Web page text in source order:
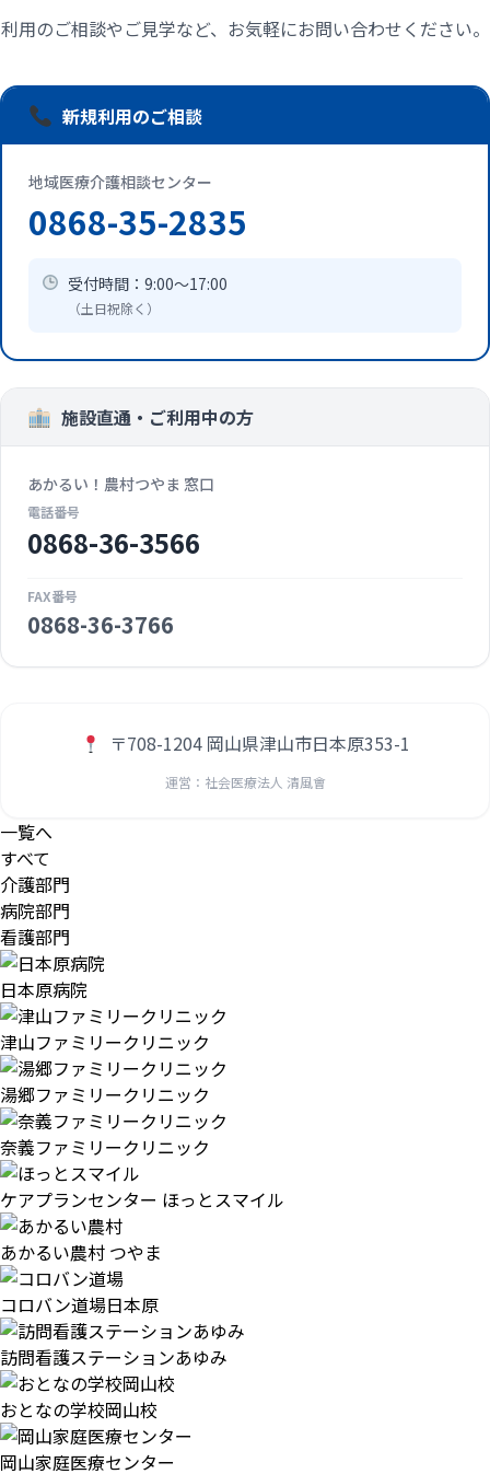
利用のご相談やご見学など、お気軽にお問い合わせください。
新規利用のご相談
地域医療介護相談センター
0868-35-2835
受付時間：9:00〜17:00
（土日祝除く）
施設直通・ご利用中の方
あかるい！農村つやま 窓口
電話番号
0868-36-3566
FAX番号
0868-36-3766
〒708-1204 岡山県津山市日本原353-1
運営：社会医療法人 清風會
一覧へ
すべて
介護部門
病院部門
看護部門
日本原病院
津山ファミリークリニック
湯郷ファミリークリニック
奈義ファミリークリニック
ケアプランセンター ほっとスマイル
あかるい農村 つやま
コロバン道場日本原
訪問看護ステーションあゆみ
おとなの学校岡山校
岡山家庭医療センター